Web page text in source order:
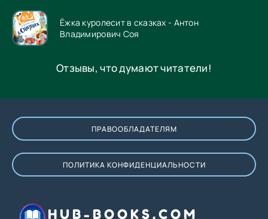
Ёжка куролесит в сказках - Антон
Владимирович Соя
Отзывы, что думают читатели!
ПРАВООБЛАДАТЕЛЯМ
ПОЛИТИКА КОНФИДЕНЦИАЛЬНОСТИ
HUB-BOOKS.COM